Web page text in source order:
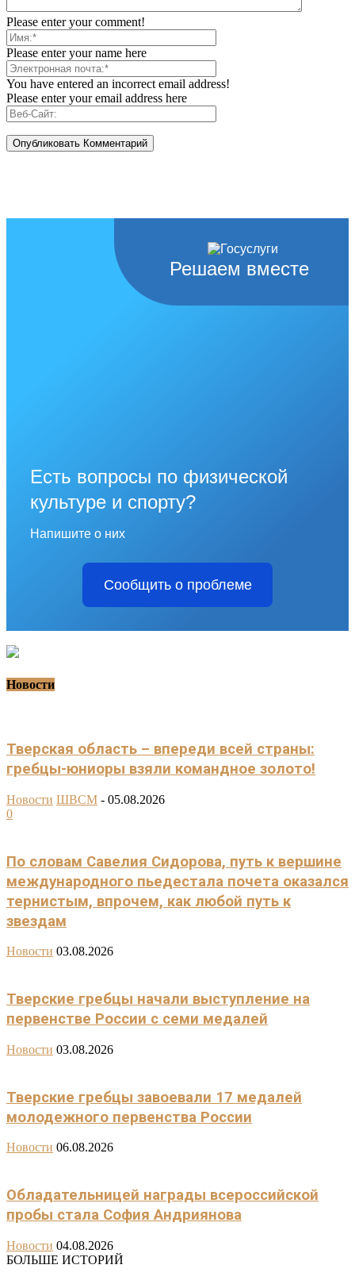
Please enter your comment!
Please enter your name here
You have entered an incorrect email address!
Please enter your email address here
Решаем вместе
Есть вопросы по физической
культуре и спорту?
Напишите о них
Сообщить о проблеме
Новости
Тверская область – впереди всей страны:
гребцы-юниоры взяли командное золото!
Новости ШВСМ - 05.08.2026
0
По словам Савелия Сидорова, путь к вершине
международного пьедестала почета оказался
тернистым, впрочем, как любой путь к
звездам
Новости 03.08.2026
Тверские гребцы начали выступление на
первенстве России с семи медалей
Новости 03.08.2026
Тверские гребцы завоевали 17 медалей
молодежного первенства России
Новости 06.08.2026
Обладательницей награды всероссийской
пробы стала София Андриянова
Новости 04.08.2026
БОЛЬШЕ ИСТОРИЙ